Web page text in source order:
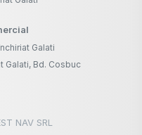
Galati
Galati, Bd. Cosbuc
NAV SRL